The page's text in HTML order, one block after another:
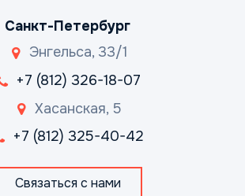
Санкт-Петербург
Энгельса, 33/1
+7 (812) 326-18-07
Хасанская, 5
+7 (812) 325-40-42
Связаться с нами